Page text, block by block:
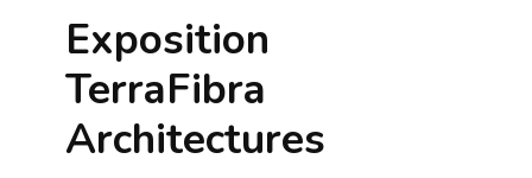
Exposition
TerraFibra
Architectures